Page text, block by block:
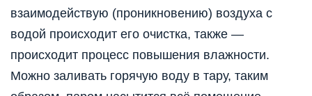
взаимодействую (проникновению) воздуха с
водой происходит его очистка, также —
происходит процесс повышения влажности.
Можно заливать горячую воду в тару, таким